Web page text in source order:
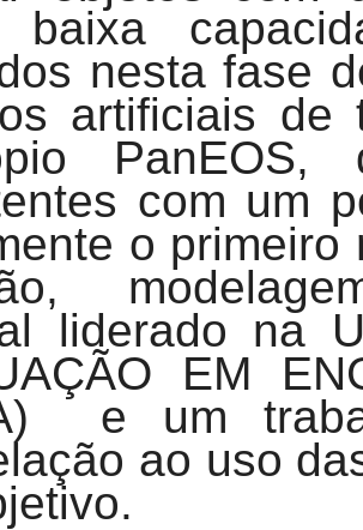
baixa
nesta fase
artificiais de
com um
o
liderado na
EM
e um
ao uso